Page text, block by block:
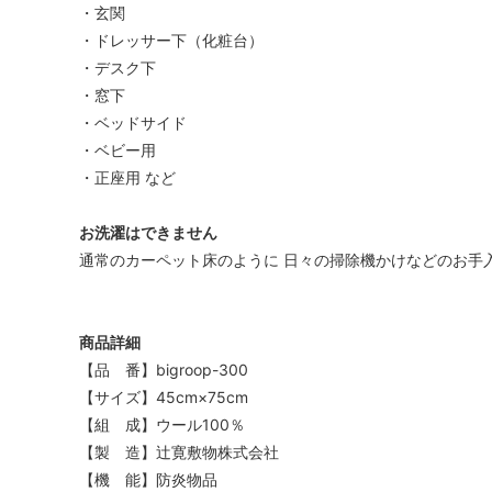
・玄関
・ドレッサー下（化粧台）
・デスク下
・窓下
・ベッドサイド
・ベビー用
・正座用 など
お洗濯はできません
通常のカーペット床のように 日々の掃除機かけなどのお手
商品詳細
【品 番】bigroop-300
【サイズ】45cm×75cm
【組 成】ウール100％
【製 造】辻寛敷物株式会社
【機 能】防炎物品